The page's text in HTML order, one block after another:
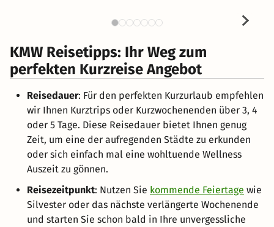
KMW Reisetipps: Ihr Weg zum
perfekten Kurzreise Angebot
Reisedauer: Für den perfekten Kurzurlaub empfehlen
wir Ihnen Kurztrips oder Kurzwochenenden über 3, 4
oder 5 Tage. Diese Reisedauer bietet Ihnen genug
Zeit, um eine der aufregenden Städte zu erkunden
oder sich einfach mal eine wohltuende Wellness
Auszeit zu gönnen.
Reisezeitpunkt: Nutzen Sie kommende Feiertage wie
Silvester oder das nächste verlängerte Wochenende
und starten Sie schon bald in Ihre unvergessliche